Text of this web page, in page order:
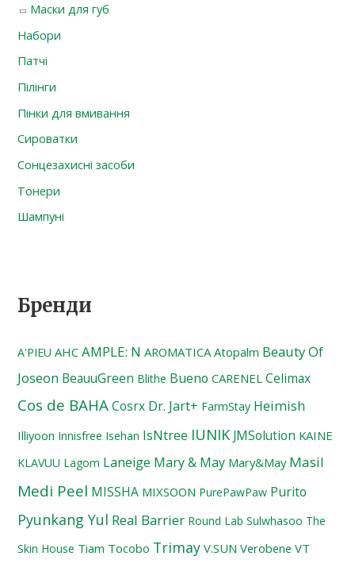
Маски для губ
Набори
Патчі
Пілінги
Пінки для вмивання
Сироватки
Сонцезахисні засоби
Тонери
Шампуні
Бренди
A'PIEU AHC AMPLE: N AROMATICA Atopalm Beauty Of
Joseon BeauuGreen Blithe Bueno CARENEL Celimax
Cos de BAHA Cosrx Dr. Jart+ FarmStay Heimish
Illiyoon Innisfree Isehan IsNtree IUNIK JMSolution KAINE
KLAVUU Lagom Laneige Mary & May Mary&May Masil
Medi Peel MISSHA MIXSOON PurePawPaw Purito
Pyunkang Yul Real Barrier Round Lab Sulwhasoo The
Skin House Tiam Tocobo Trimay V.SUN Verobene VT